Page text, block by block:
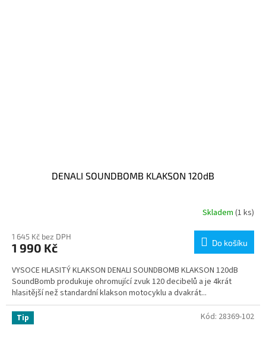
DENALI SOUNDBOMB KLAKSON 120dB
Skladem (1 ks)
1 645 Kč bez DPH
1 990 Kč Do košíku
VYSOCE HLASITÝ KLAKSON DENALI SOUNDBOMB KLAKSON 120dB
SoundBomb produkuje ohromující zvuk 120 decibelů a je 4krát
hlasitější než standardní klakson motocyklu a dvakrát...
Tip Kód: 28369-102